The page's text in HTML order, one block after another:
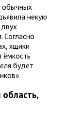
обычных
некую
Согласно
ящики
будет